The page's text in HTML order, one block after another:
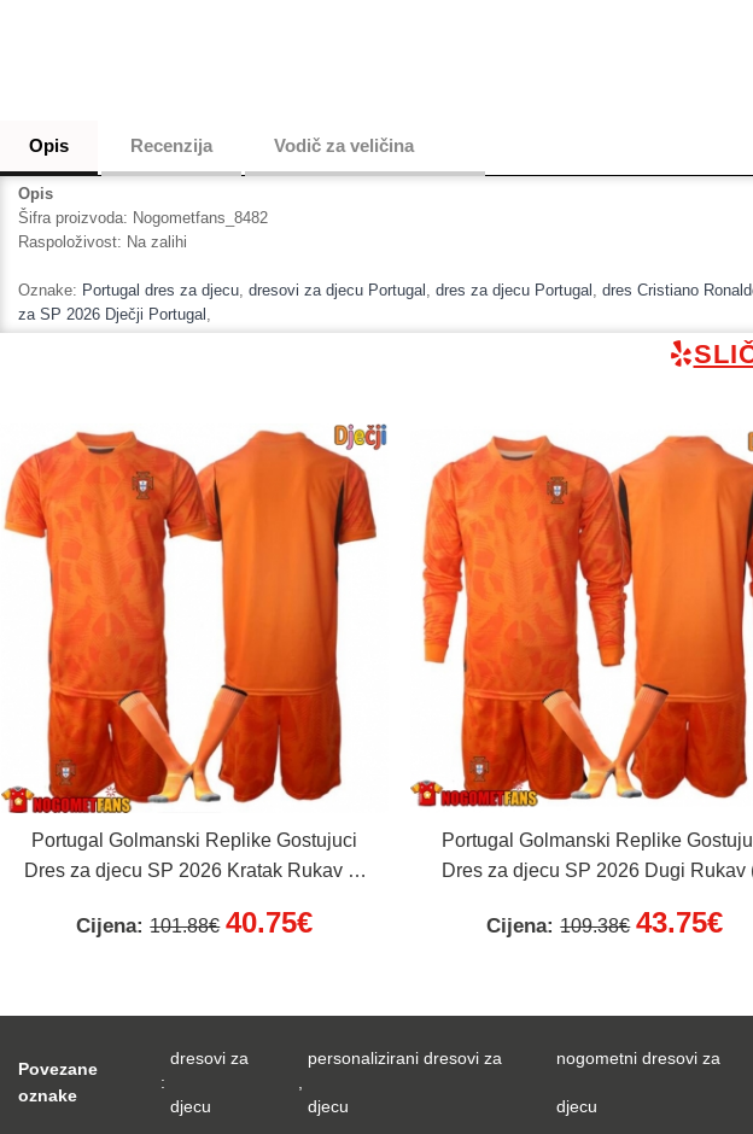
Opis Recenzija Vodič za veličina
Opis
Šifra proizvoda: Nogometfans_8482
Raspoloživost: Na zalihi
Oznake: Portugal dres za djecu, dresovi za djecu Portugal , dres za djecu Portugal , dres Cristiano
za SP 2026 Dječji Portugal ,
Portugal Golmanski Replike Gostujuci
Dres za djecu SP 2026 Kratak Rukav (+
Cijena:101.88€ 40.75€
Portugal Golmanski Replike
Dres za djecu SP 2026 Dugi Rukav
Cijena:109.38€ 43.75€
Povezane
oznake
:
dresovi za
djecu
personalizirani dresovi za
djecu
nogometni dresovi za
djecu